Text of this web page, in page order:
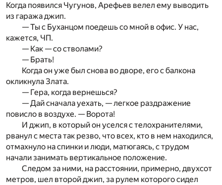
Когда появился Чугунов, Арефьев велел ему выводить
из гаража джип.
— Ты с Буханцом поедешь со мной в офис. У нас,
кажется, ЧП.
— Как — со стволами?
— Брать!
Когда он уже был снова во дворе, его с балкона
окликнула Злата.
— Гера, когда вернешься?
— Дай сначала уехать, — легкое раздражение
повисло в воздухе. — Ворота!
И джип, в который он уселся с телохранителями,
рванул с места так резво, что всех, кто в нем находился,
отмахнуло на спинки и люди, матюгаясь, с трудом
начали занимать вертикальное положение.
Следом за ними, на расстоянии, примерно, двухсот
метров, шел второй джип, за рулем которого сидел